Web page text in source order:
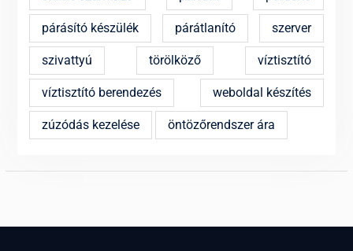
párásító készülék párátlanító szerver
szivattyú törölköző víztisztító
víztisztító berendezés weboldal készítés
zúzódás kezelése öntözőrendszer ára